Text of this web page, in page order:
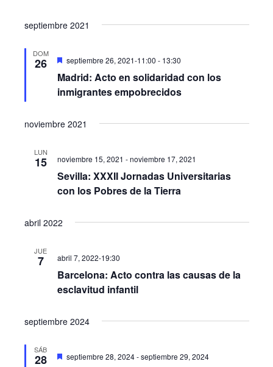
septiembre 2021
DOM
26
Madrid: Acto en solidaridad con los
inmigrantes empobrecidos
Destacado
septiembre 26, 2021-11:00 - 13:30
noviembre 2021
LUN
15
Sevilla: XXXII Jornadas Universitarias
con los Pobres de la Tierra
noviembre 15, 2021 -noviembre 17, 2021
abril 2022
JUE
7
Barcelona: Acto contra las causas de la
esclavitud infantil
abril 7, 2022-19:30
septiembre 2024
SÁB
28 Destacado
septiembre 28, 2024-septiembre 29, 2024